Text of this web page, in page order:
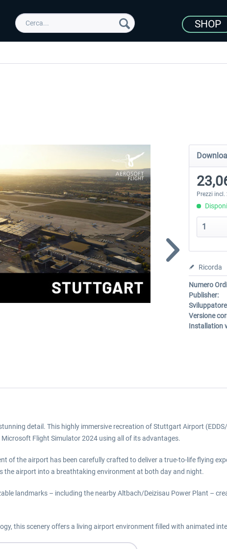
SHOP
Prezzi incl.
Ricorda
Numero
Publisher:
Versione
Installation
detail. This highly immersive recreation of Stuttgart Airport
Flight Simulator 2024 using all of its advantages.
of the airport has been carefully crafted to deliver a true-to-life flying
airport into a breathtaking environment at both day and night.
landmarks – including the nearby Altbach/Deizisau Power Plant –
this scenery offers a living airport environment filled with animated